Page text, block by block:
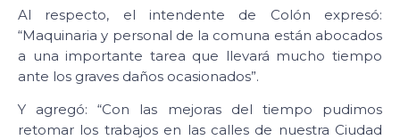
Al respecto, el intendente de Colón expresó:
“Maquinaria y personal de la comuna están abocados
a una importante tarea que llevará mucho tiempo
ante los graves daños ocasionados”.
Y agregó: “Con las mejoras del tiempo pudimos
retomar los trabajos en las calles de nuestra Ciudad